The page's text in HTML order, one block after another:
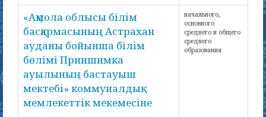
«Ақмола облысы білім
басқармасының Астрахан
ауданы бойынша білім
бөлімі Приишимка
ауылының бастауыш
мектебі» коммуналдық
мемлекеттік мекемесіне
начального,
основного
среднего и общего
среднего
образования